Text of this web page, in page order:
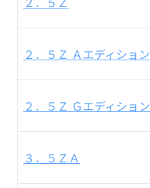
２．５Ｚ Ａエディション
２．５Ｚ Ｇエディション
３．５ＺＡ